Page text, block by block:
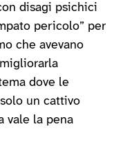
disagi psichici
pericolo” per
che avevano
dove le
un cattivo
vale la pena